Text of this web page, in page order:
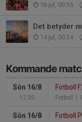
16 jul, 00:35
Det betyder
14 jul, 00:34
Kommande
Sön 16/8
12:00
Fotboll
Fotboll |
Sön 16/8 Fotboll